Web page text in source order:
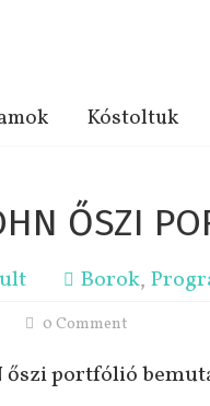
Kóstoltuk
ŐSZI
Borok,
0 Comment
őszi portfólió